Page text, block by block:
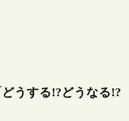
うする!?どうなる!?